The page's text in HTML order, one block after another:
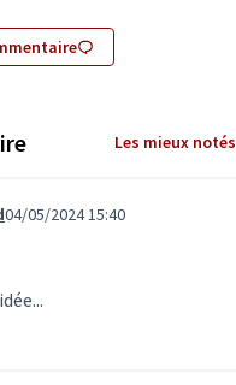
Les mieux notés
04/05/2024 15:40